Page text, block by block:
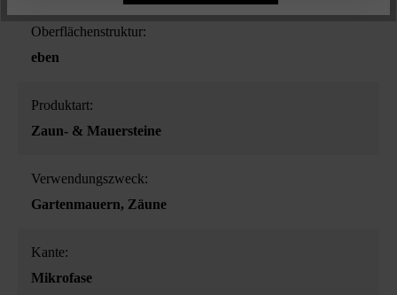
Oberflächenstruktur:
eben
Produktart:
Zaun- & Mauersteine
Verwendungszweck:
Gartenmauern, Zäune
Kante:
Mikrofase